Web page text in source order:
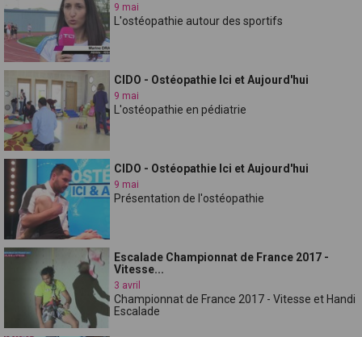
9 mai
L'ostéopathie autour des sportifs
CIDO - Ostéopathie Ici et Aujourd'hui
9 mai
L'ostéopathie en pédiatrie
CIDO - Ostéopathie Ici et Aujourd'hui
9 mai
Présentation de l'ostéopathie
Escalade Championnat de France 2017 -
Vitesse...
3 avril
Championnat de France 2017 - Vitesse et Handi
Escalade